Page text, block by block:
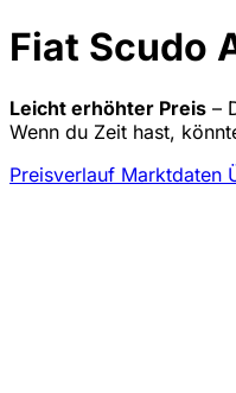
Fiat Scudo
Leicht erhöhter Preis –
Wenn du Zeit hast,
Preisverlauf Marktdaten